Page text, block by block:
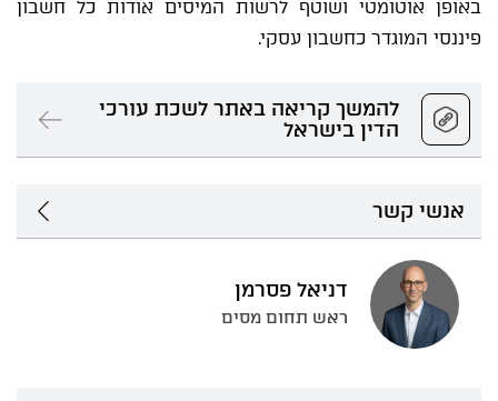
באופן אוטומטי ושוטף לרשות המיסים אודות כל חשבון
פיננסי המוגדר כחשבון עסקי.
להמשך קריאה באתר לשכת עורכי
הדין בישראל
אנשי קשר
דניאל פסרמן
ראש תחום מסים